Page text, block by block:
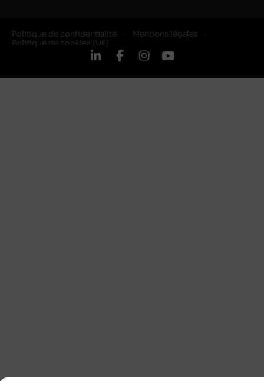
Politique de confidentialité
Mentions légales
Politique de cookies (UE)